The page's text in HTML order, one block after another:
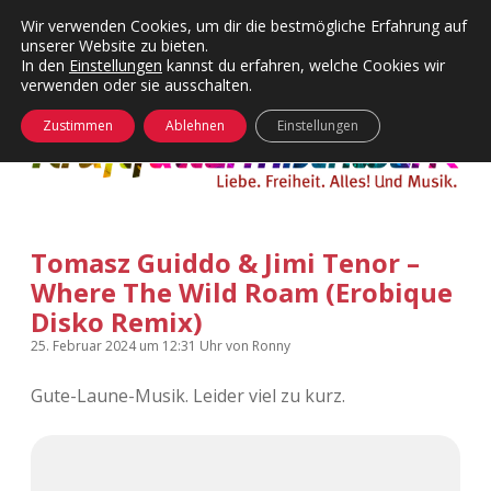
Kategorien
Menü
24 Hours Chilling
Die Wende
KFMW-Disco
KFMW-Disco
Dates
Contact
Adventskalender
öffnen
Tomasz Guiddo & Jimi Tenor –
Where The Wild Roam (Erobique
Disko Remix)
25. Februar 2024um 12:31 Uhrvon Ronny
Gute-Laune-Musik. Leider viel zu kurz.
Wir verwenden Cookies, um dir die bestmögliche Erfahrung auf
unserer Website zu bieten.
In den Einstellungen kannst du erfahren, welche Cookies wir
verwenden oder sie ausschalten.
Zustimmen Ablehnen Einstellungen